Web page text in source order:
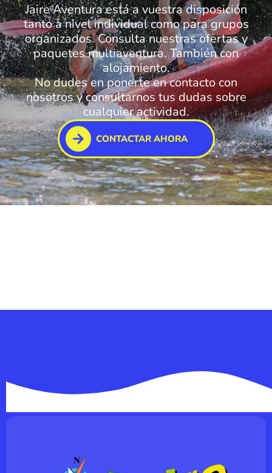
Jaire Aventura está a vuestra disposición
tanto a nivel individual como para grupos
organizados. Consulta nuestras ofertas y
paquetes multiaventura. También con
alojamiento.
No dudes en ponerte en contacto con
nosotros y consultarnos tus dudas sobre
cualquier actividad.
CONTACTAR AHORA